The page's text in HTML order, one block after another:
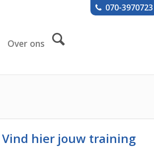
070-3970723
Over ons
Vind hier jouw training